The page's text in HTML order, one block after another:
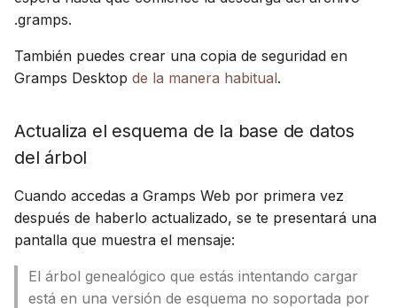
.gramps.
También puedes crear una copia de seguridad en
Gramps Desktop de la manera habitual.
Actualiza el esquema de la base de datos
del árbol
Cuando accedas a Gramps Web por primera vez
después de haberlo actualizado, se te presentará una
pantalla que muestra el mensaje:
El árbol genealógico que estás intentando cargar
está en una versión de esquema no soportada por